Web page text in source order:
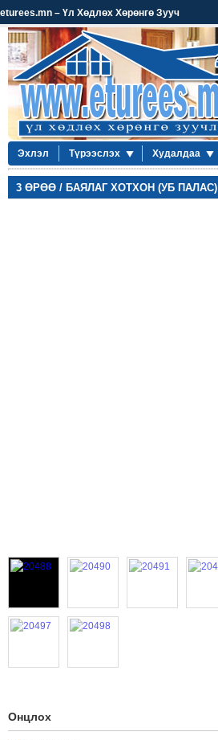
eturees.mn – Үл Хөдлөх Хөрөнгө Зууч
Эхлэл Түрээслэх Худалдаа
3 ӨРӨӨ / БАЯЛАГ ХОТХОН (УБ ПАЛАС)
Онцлох